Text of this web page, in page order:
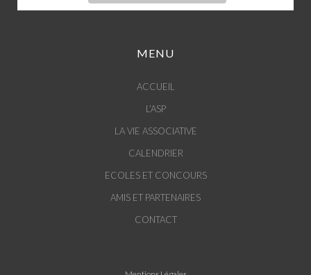
MENU
ACCUEIL
L’ASP
LA VIE ASSOCIATIVE
CALENDRIER
ECOLES ET CONCOURS
AMIS ET PARTENAIRES
CONTACT